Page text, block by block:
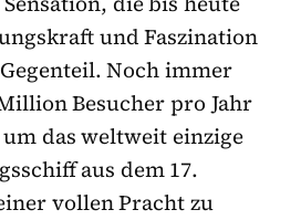
und Faszination
Noch immer
Besucher pro Jahr
das weltweit einzige
aus dem 17.
vollen Pracht zu